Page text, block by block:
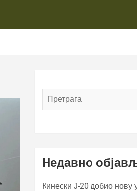
Недавно
Кинески Ј-20 добио нову